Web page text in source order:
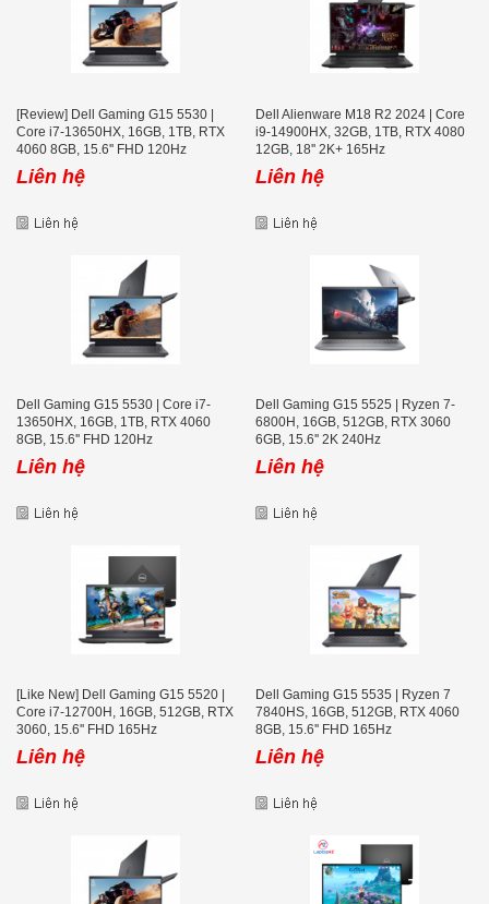
[Review] Dell Gaming G15 5530 |
Core i7-13650HX, 16GB, 1TB, RTX
4060 8GB, 15.6'' FHD 120Hz
Liên hệ
Dell Alienware M18 R2 2024 | Core
i9-14900HX, 32GB, 1TB, RTX 4080
12GB, 18'' 2K+ 165Hz
Liên hệ
Dell Gaming G15 5530 | Core i7-
13650HX, 16GB, 1TB, RTX 4060
8GB, 15.6'' FHD 120Hz
Liên hệ
Dell Gaming G15 5525 | Ryzen 7-
6800H, 16GB, 512GB, RTX 3060
6GB, 15.6'' 2K 240Hz
Liên hệ
[Like New] Dell Gaming G15 5520 |
Core i7-12700H, 16GB, 512GB, RTX
3060, 15.6'' FHD 165Hz
Liên hệ
Dell Gaming G15 5535 | Ryzen 7
7840HS, 16GB, 512GB, RTX 4060
8GB, 15.6'' FHD 165Hz
Liên hệ